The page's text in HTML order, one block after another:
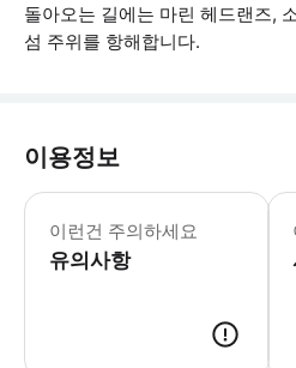
돌아오는 길에는 마린 헤드랜즈,
섬 주위를 항해합니다.
이용정보
이런건 주의하세요
유의사항
어